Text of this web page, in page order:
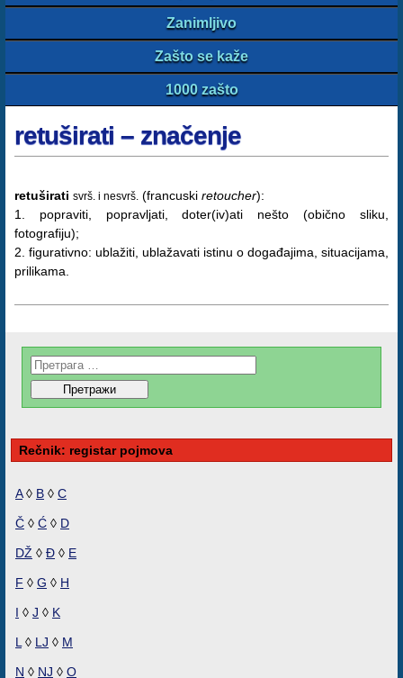
Zanimljivo
Zašto se kaže
1000 zašto
retuširati – značenje
retuširati svrš. i nesvrš. (francuski retoucher):
1. popraviti, popravljati, doter(iv)ati nešto (obično sliku,
fotografiju);
2. figurativno: ublažiti, ublažavati istinu o događajima, situacijama,
prilikama.
Rečnik: registar pojmova
A◊ B ◊ C
Č ◊ Ć ◊ D
DŽ ◊ Đ ◊ E
F ◊ G ◊ H
I ◊ J ◊ K
L ◊ LJ ◊ M
N ◊ NJ ◊ O